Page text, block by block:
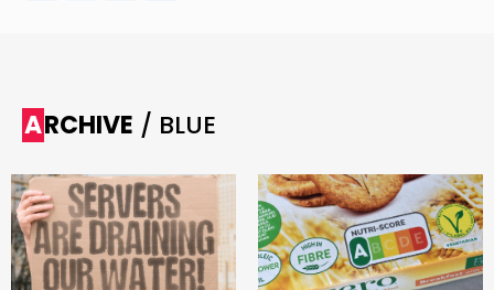
ARCHIVE / BLUE